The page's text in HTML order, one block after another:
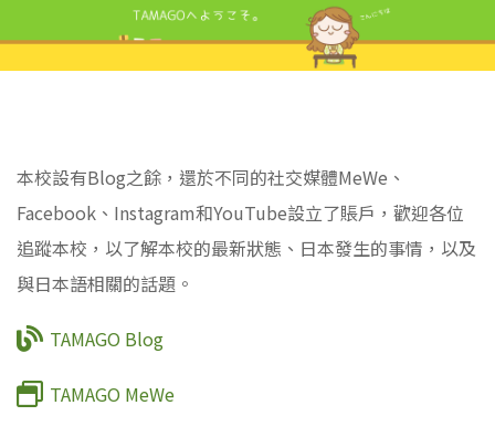
本校設有Blog之餘，還於不同的社交媒體MeWe、
Facebook、Instagram和YouTube設立了賬戶，歡迎各位
追蹤本校，以了解本校的最新狀態、日本發生的事情，以及
與日本語相關的話題。
TAMAGO Blog
TAMAGO MeWe